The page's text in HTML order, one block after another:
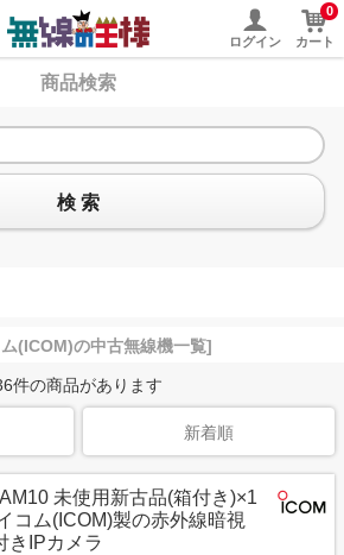
ログイン
0
カート
商品検索
検 索
(ICOM)の中古無線機一覧]
件の商品があります
新着順
未使用新古品(箱付き)×1
コム(ICOM)製の赤外線暗視
きIPカメラ